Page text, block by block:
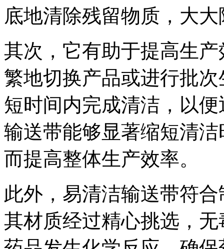
底地清除残留物质，大
其次，它有助于提高生
繁地切换产品或进行批
短时间内完成清洁，以
输送带能够显著缩短清
而提高整体生产效率。
此外，易清洁输送带符
其材质经过精心挑选，